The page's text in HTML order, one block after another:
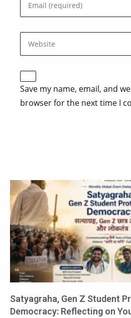
Save my name, email, and
browser for the next time I
Satyagraha, Gen Z Student
Democracy: Reflecting on